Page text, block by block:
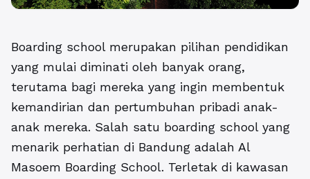
Boarding school merupakan pilihan pendidikan
yang mulai diminati oleh banyak orang,
terutama bagi mereka yang ingin membentuk
kemandirian dan pertumbuhan pribadi anak-
anak mereka. Salah satu boarding school yang
menarik perhatian di Bandung adalah Al
Masoem Boarding School. Terletak di kawasan